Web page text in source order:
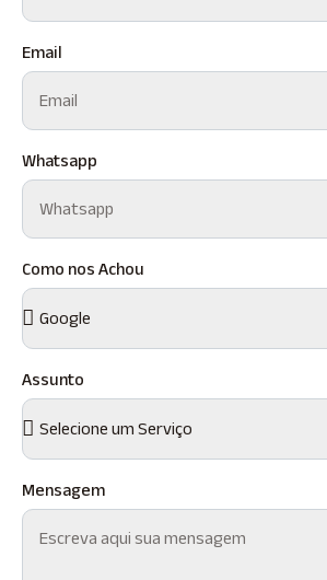
Email
Whatsapp
Como nos Achou
Assunto
Mensagem